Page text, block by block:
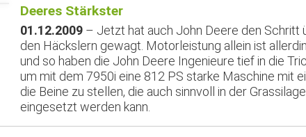
Deeres Stärkster
01.12.2009 – Jetzt hat auch John Deere den Schritt
den Häckslern gewagt. Motorleistung allein ist
und so haben die John Deere Ingenieure tief in die
um mit dem 7950i eine 812 PS starke Maschine mit
die Beine zu stellen, die auch sinnvoll in der
eingesetzt werden kann.